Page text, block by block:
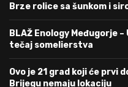
Brze rolice sa šunkom i
BLAŽ Enology Međugorje
tečaj somelierstva
Ovo je 21 grad koji će prvi
Brijegu nemaju lokaciju